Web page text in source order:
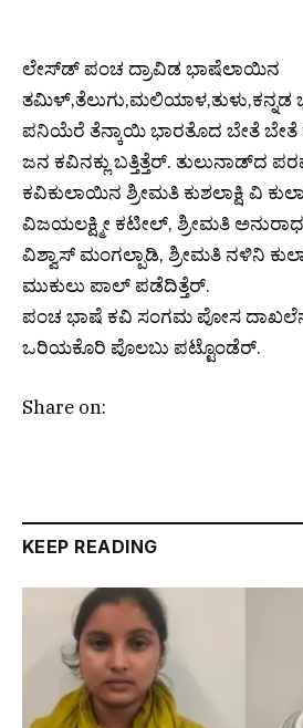
ಲೇಸ್‌ಡ್ ಪಂಚ ದ್ರಾವಿಡ ಭಾಷೆಲಾಯಿನ
ಪನಿಯೆರೆ ತೆನ್ಕಾಯಿ ಭಾರತೊದ ಬೇತೆ
ಜನ ಕವಿನಕ್ಲು ಬತ್ತಿತ್ತೆರ್. ತುಲುನಾಡ್‌ದ
ಕವಿಕುಲಾಯಿನ ಶ್ರೀಮತಿ ಕುಶಲಾಕ್ಷಿ ವಿ
ವಿಜಯಲಕ್ಷ್ಮೀ ಕಟೀಲ್, ಶ್ರೀಮತಿ
ವಿಶ್ವಾಸ್ ಮಂಗಲ್ಪಾಡಿ, ಶ್ರೀಮತಿ ನಳಿನಿ
ಮುಕುಲು ಪಾಲ್ ಪಡೆದಿತ್ತೆರ್.
ಪಂಚ ಭಾಷೆ ಕವಿ ಸಂಗಮ ಪೋಸ
ಒರಿಯಕೊರಿ ಪೊಲಬು ಪಟ್ಟೊಂಡೆರ್.
Share on:
KEEP READING